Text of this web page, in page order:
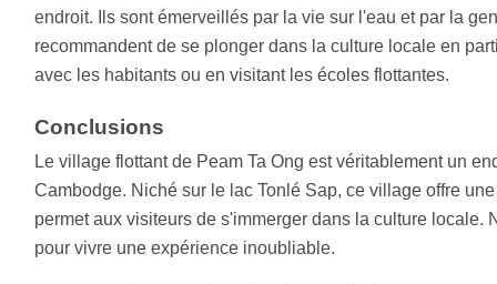
endroit. Ils sont émerveillés par la vie sur l'eau et par la
recommandent de se plonger dans la culture locale en
avec les habitants ou en visitant les écoles flottantes.
Conclusions
Le village flottant de Peam Ta Ong est véritablement un
Cambodge. Niché sur le lac Tonlé Sap, ce village offre
permet aux visiteurs de s'immerger dans la culture locale.
pour vivre une expérience inoubliable.